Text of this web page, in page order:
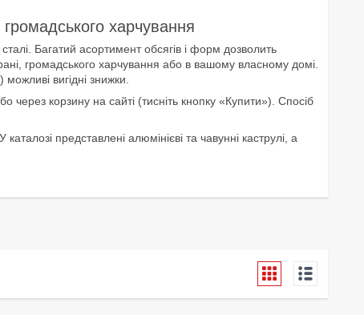
харчування
Багатий асортимент обсягів і форм дозволить
громадського харчування або в вашому власному домі.
вигідні знижки.
корзину на сайті (тисніть кнопку «Купити»). Спосіб
представлені алюмінієві та чавунні каструлі, а